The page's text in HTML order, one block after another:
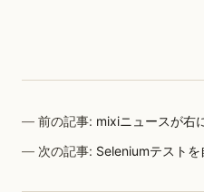
前の記事: mixiニュースが右
次の記事: Seleniumテスト